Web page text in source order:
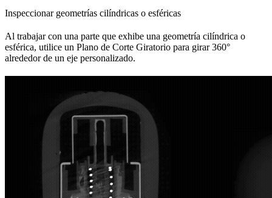
Inspeccionar geometrías cilíndricas o esféricas
Al trabajar con una parte que exhibe una geometría cilíndrica o
esférica, utilice un Plano de Corte Giratorio para girar 360°
alrededor de un eje personalizado.